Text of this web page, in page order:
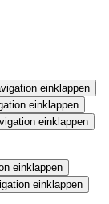
einklappen
einklappen
einklappen
einklappen
einklappen